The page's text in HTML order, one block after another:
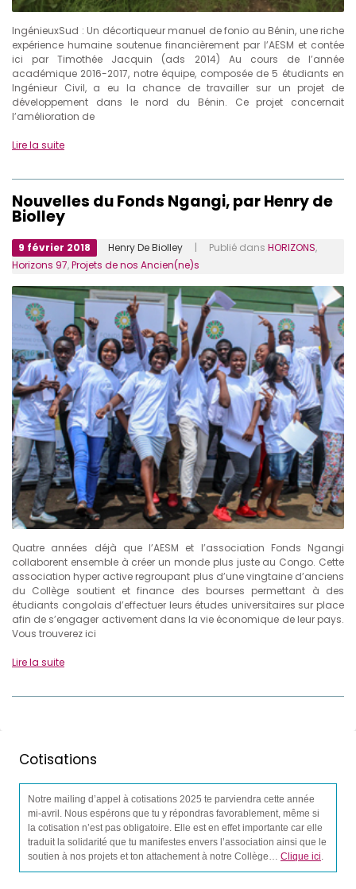
IngénieuxSud : Un décortiqueur manuel de fonio au Bénin, une riche
expérience humaine soutenue financièrement par l’AESM et contée
ici par Timothée Jacquin (ads 2014) Au cours de l’année
académique 2016-2017, notre équipe, composée de 5 étudiants en
Ingénieur Civil, a eu la chance de travailler sur un projet de
développement dans le nord du Bénin. Ce projet concernait
l’amélioration de
Lire la suite
Nouvelles du Fonds Ngangi, par Henry de
Biolley
9 février 2018 Henry De Biolley | Publié dans HORIZONS,
Horizons 97,Projets de nos Ancien(ne)s
Quatre années déjà que l’AESM et l’association Fonds Ngangi
collaborent ensemble à créer un monde plus juste au Congo. Cette
association hyper active regroupant plus d’une vingtaine d’anciens
du Collège soutient et finance des bourses permettant à des
étudiants congolais d’effectuer leurs études universitaires sur place
afin de s’engager activement dans la vie économique de leur pays.
Vous trouverez ici
Lire la suite
Cotisations
Notre mailing d’appel à cotisations 2025 te parviendra cette année
mi-avril. Nous espérons que tu y répondras favorablement, même si
la cotisation n’est pas obligatoire. Elle est en effet importante car elle
traduit la solidarité que tu manifestes envers l’association ainsi que le
soutien à nos projets et ton attachement à notre Collège… Clique ici.